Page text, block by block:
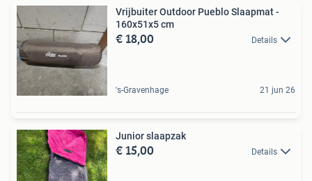
Vrijbuiter Outdoor Pueblo Slaapmat -
160x51x5 cm
€ 18,00 Details
's-Gravenhage 21 jun 26
Junior slaapzak
€ 15,00 Details